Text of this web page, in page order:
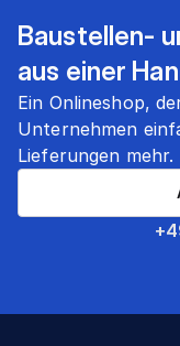
Baustellen-
aus einer
Ein Onlineshop,
Unternehmen
Lieferungen mehr.